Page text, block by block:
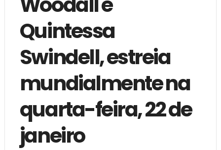
Quintessa
Swindell, estreia
mundialmente na
quarta-feira, 22 de
janeiro